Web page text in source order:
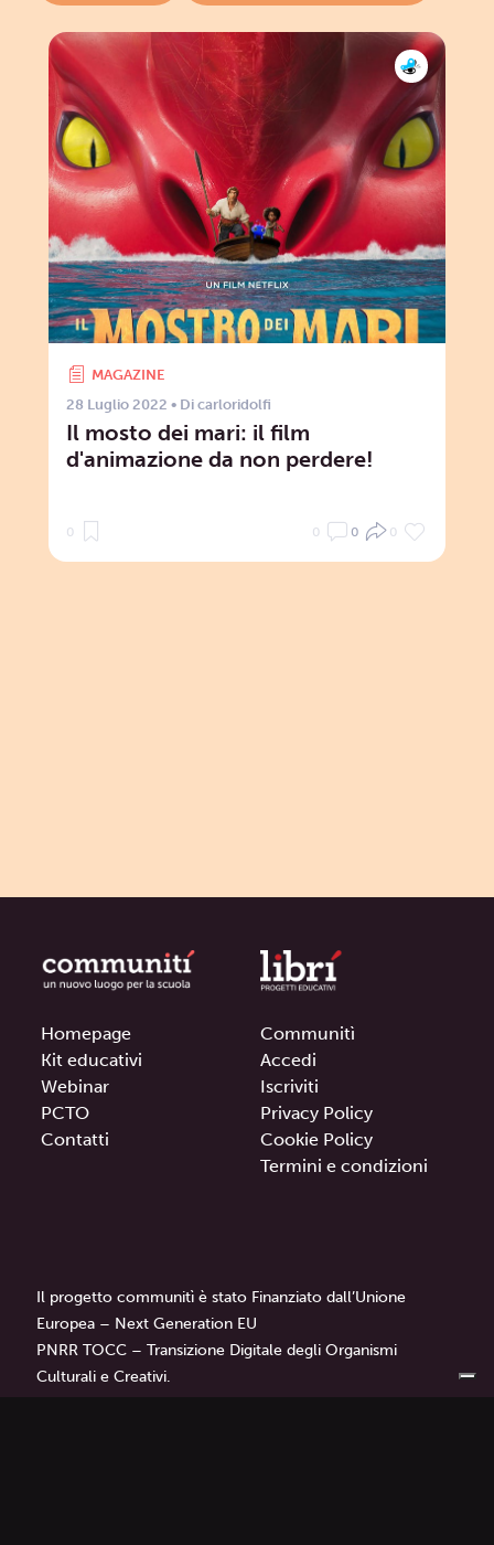
MAGAZINE
28 Luglio 2022 • Di carloridolfi
Il mosto dei mari: il film
d'animazione da non perdere!
0 0 0 0
Homepage
Kit educativi
Webinar
PCTO
Contatti
Communitì
Accedi
Iscriviti
Privacy Policy
Cookie Policy
Termini e condizioni
Il progetto communitì è stato Finanziato dall’Unione
Europea – Next Generation EU
PNRR TOCC – Transizione Digitale degli Organismi
Culturali e Creativi.